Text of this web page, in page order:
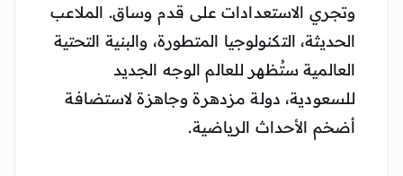
وتجري الاستعدادات على قدم وساق. الملاعب
الحديثة، التكنولوجيا المتطورة، والبنية التحتية
العالمية ستُظهر للعالم الوجه الجديد
للسعودية، دولة مزدهرة وجاهزة لاستضافة
أضخم الأحداث الرياضية.